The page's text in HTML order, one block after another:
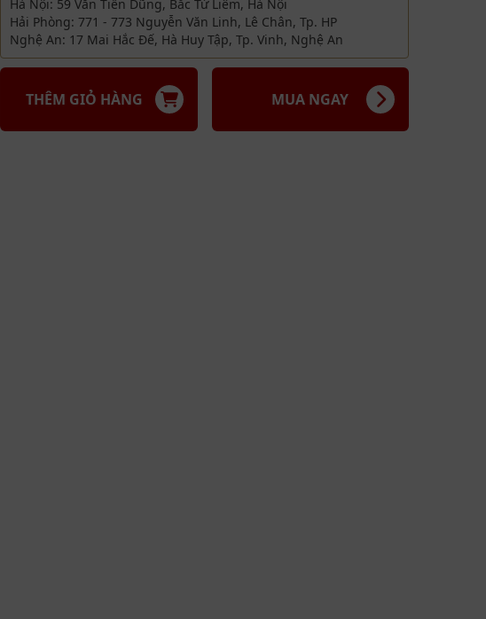
Hà Nội: 59 Văn Tiến Dũng, Bắc Từ Liêm, Hà Nội
Hải Phòng: 771 - 773 Nguyễn Văn Linh, Lê Chân, Tp. HP
Nghệ An: 17 Mai Hắc Đế, Hà Huy Tập, Tp. Vinh, Nghệ An
THÊM GIỎ HÀNG MUA NGAY